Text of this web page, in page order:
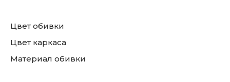
Цвет обивки
Цвет каркаса
Материал обивки